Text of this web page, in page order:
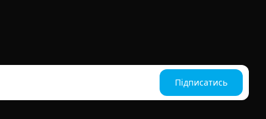
Підписатись